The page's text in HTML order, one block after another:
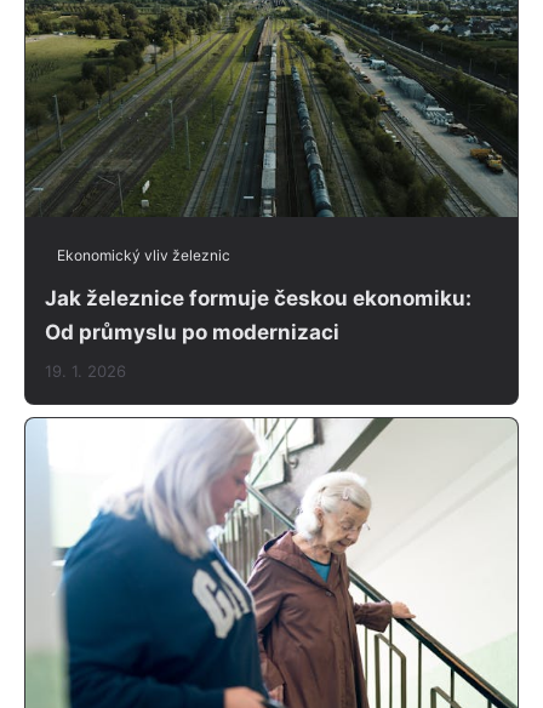
Ekonomický vliv železnic
Jak železnice formuje českou ekonomiku:
Od průmyslu po modernizaci
19. 1. 2026